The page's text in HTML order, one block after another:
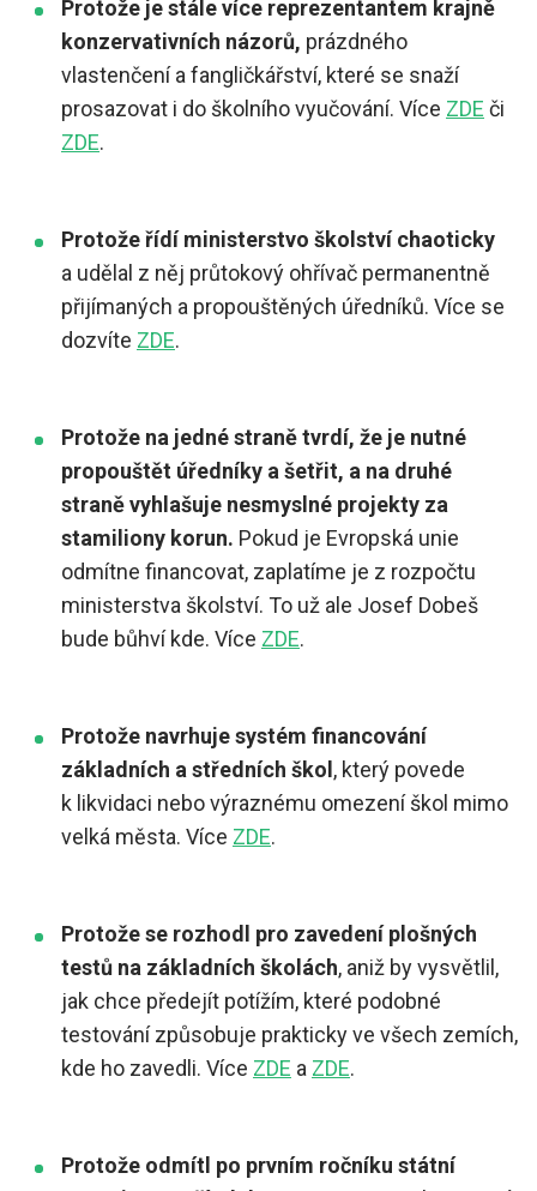
Protože je stále více reprezentantem krajně
konzervativních názorů, prázdného
vlastenčení a fangličkářství, které se snaží
prosazovat i do školního vyučování. Více ZDE či
ZDE.
Protože řídí ministerstvo školství chaoticky
a udělal z něj průtokový ohřívač permanentně
přijímaných a propouštěných úředníků. Více se
dozvíte ZDE.
Protože na jedné straně tvrdí, že je nutné
propouštět úředníky a šetřit, a na druhé
straně vyhlašuje nesmyslné projekty za
stamiliony korun. Pokud je Evropská unie
odmítne financovat, zaplatíme je z rozpočtu
ministerstva školství. To už ale Josef Dobeš
bude bůhví kde. Více ZDE.
Protože navrhuje systém financování
základních a středních škol , který povede
k likvidaci nebo výraznému omezení škol mimo
velká města. Více ZDE.
Protože se rozhodl pro zavedení plošných
testů na základních školách, aniž by vysvětlil,
jak chce předejít potížím, které podobné
testování způsobuje prakticky ve všech zemích,
kde ho zavedli. Více ZDE a ZDE.
Protože odmítl po prvním ročníku státní